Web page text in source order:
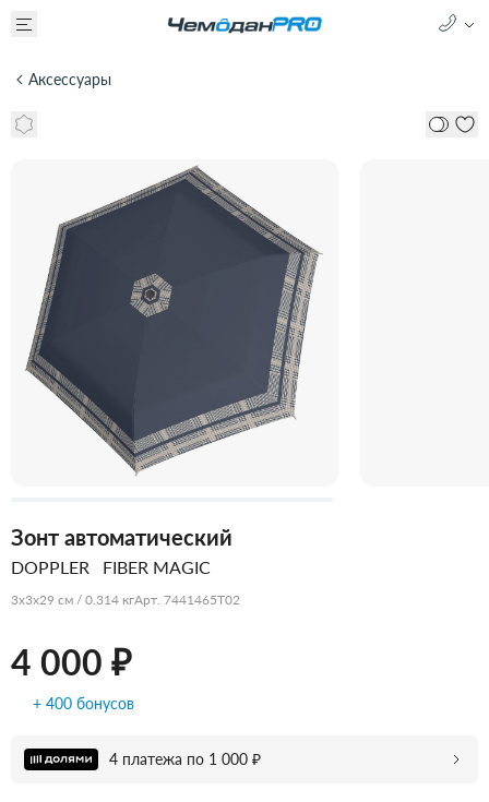
Аксессуары
Зонт автоматический
DOPPLER FIBER MAGIC
3x3x29 см / 0.314 кгАрт. 7441465T02
4 000 ₽
+ 400 бонусов
4 платежа по 1 000 ₽